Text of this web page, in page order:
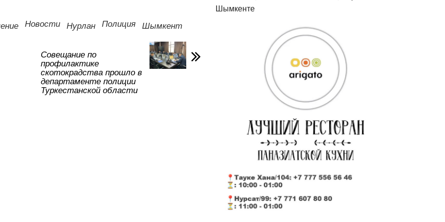
а
Новости Нурлан Полиция Шымкент
Совещание по
профилактике
скотокрадства прошло в
департаменте полиции
Туркестанской области
Шымкенте